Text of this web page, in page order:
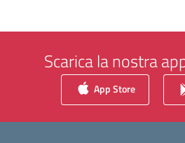
Scarica la nostra
App Store